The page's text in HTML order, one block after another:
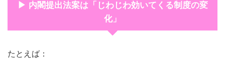
▶ 内閣提出法案は「じわじわ効いてくる制度の変
化」
たとえば：